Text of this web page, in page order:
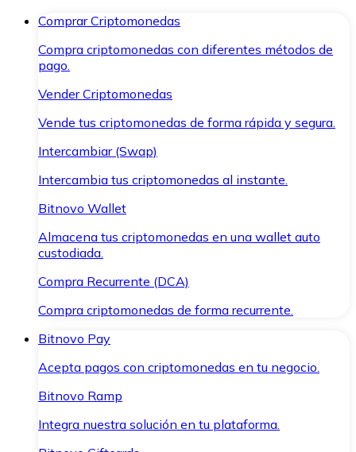
Comprar Criptomonedas
Compra criptomonedas con diferentes métodos de
pago.
Vender Criptomonedas
Vende tus criptomonedas de forma rápida y segura.
Intercambiar (Swap)
Intercambia tus criptomonedas al instante.
Bitnovo Wallet
Almacena tus criptomonedas en una wallet auto
custodiada.
Compra Recurrente (DCA)
Compra criptomonedas de forma recurrente.
Bitnovo Pay
Acepta pagos con criptomonedas en tu negocio.
Bitnovo Ramp
Integra nuestra solución en tu plataforma.